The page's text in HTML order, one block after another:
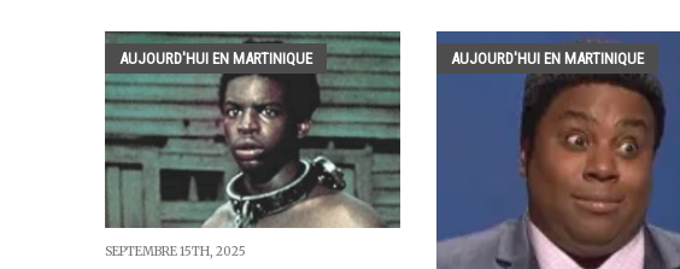
AUJOURD'HUI EN MARTINIQUE
SEPTEMBRE 15TH, 2025
AUJOURD'HUI EN MARTINIQUE